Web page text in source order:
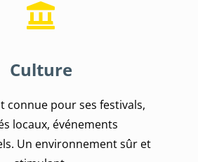
Culture
connue pour ses festivals,
locaux, événements
Un environnement sûr et